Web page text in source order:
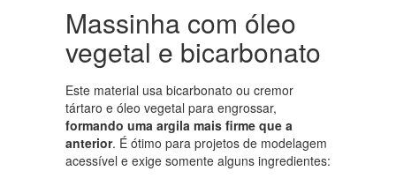
Massinha com óleo
vegetal e bicarbonato
Este material usa bicarbonato ou cremor
tártaro e óleo vegetal para engrossar,
formando uma argila mais firme que a
anterior. É ótimo para projetos de modelagem
acessível e exige somente alguns ingredientes: